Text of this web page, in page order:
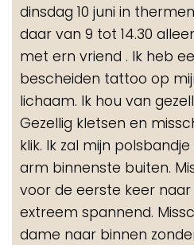
dinsdag 10 juni in
daar van 9 tot 14.30
met ern vriend . Ik heb
bescheiden tattoo op
lichaam. Ik hou van
Gezellig kletsen en
klik. Ik zal mijn
arm binnenste buiten.
voor de eerste keer
extreem spannend.
dame naar binnen